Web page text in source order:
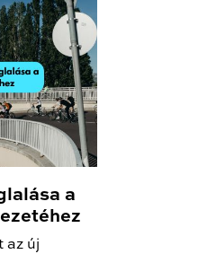
a
az új